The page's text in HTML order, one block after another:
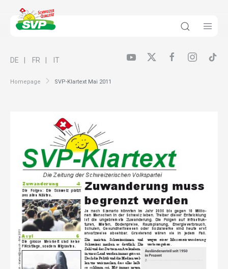
Homepage SVP-Klartext Mai 2011
DE FR IT